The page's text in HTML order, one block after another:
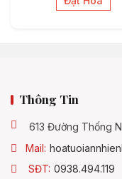
Thông Tin
613 Đường Thống
Mail:
SĐT: 0938.494.119